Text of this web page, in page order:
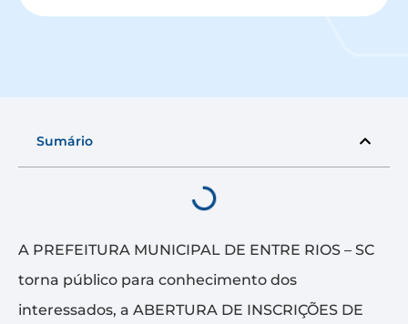
Sumário
A PREFEITURA MUNICIPAL DE ENTRE RIOS – SC
torna público para conhecimento dos
interessados, a ABERTURA DE INSCRIÇÕES DE